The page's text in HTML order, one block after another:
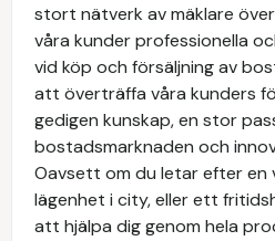
stort nätverk av mäklare
våra kunder professionella
vid köp och försäljning av
att överträffa våra kunders
gedigen kunskap, en stor
bostadsmarknaden och
Oavsett om du letar efter en
lägenhet i city, eller ett
att hjälpa dig genom hela